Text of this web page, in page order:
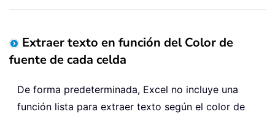
Extraer texto en función del Color de
fuente de cada celda
De forma predeterminada, Excel no incluye una
función lista para extraer texto según el color de